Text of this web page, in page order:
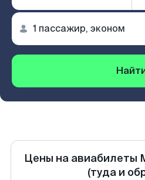
Цены на авиабилеты
(туда и